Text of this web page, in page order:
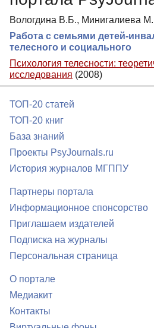
Вологдина В.Б., Минигалиева
Работа с семьями детей-
телесного и социального
Психология телесности:
исследования (2008)
ТОП-20 статей
ТОП-20 книг
База знаний
Проекты PsyJournals.ru
История журналов МГППУ
Партнеры портала
Информационное спонсорство
Приглашаем издателей
Подписка на журналы
Персональная страница
О портале
Медиакит
Контакты